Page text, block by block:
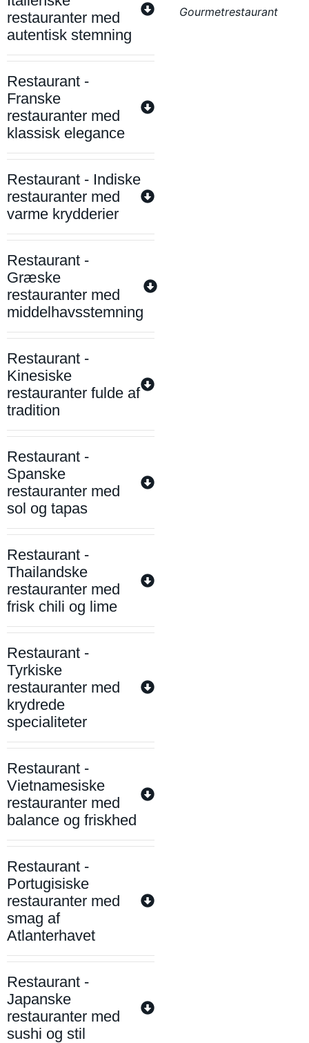
restauranter med
autentisk stemning
Restaurant -
Franske
restauranter med
klassisk elegance
Restaurant - Indiske
restauranter med
varme krydderier
Restaurant -
Græske
restauranter med
middelhavsstemning
Restaurant -
Kinesiske
restauranter fulde af
tradition
Restaurant -
Spanske
restauranter med
sol og tapas
Restaurant -
Thailandske
restauranter med
frisk chili og lime
Restaurant -
Tyrkiske
restauranter med
krydrede
specialiteter
Restaurant -
Vietnamesiske
restauranter med
balance og friskhed
Restaurant -
Portugisiske
restauranter med
smag af
Atlanterhavet
Restaurant -
Japanske
restauranter med
sushi og stil
Gourmetrestaurant